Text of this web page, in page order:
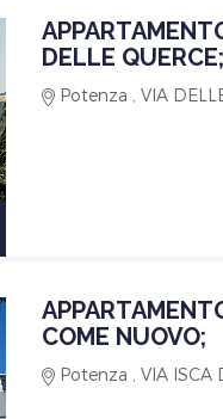
DELLE QUERCE;
Potenza , VIA
COME NUOVO;
Potenza , VIA ISCA